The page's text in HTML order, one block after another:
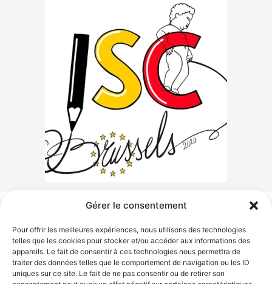
Gérer le consentement
Pour offrir les meilleures expériences, nous utilisons des technologies
telles que les cookies pour stocker et/ou accéder aux informations des
appareils. Le fait de consentir à ces technologies nous permettra de
traiter des données telles que le comportement de navigation ou les ID
uniques sur ce site. Le fait de ne pas consentir ou de retirer son
Restons en contact !
hello@visuelligence.com
+32 (0)486 89 90 89